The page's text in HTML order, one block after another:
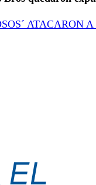
ATACARON